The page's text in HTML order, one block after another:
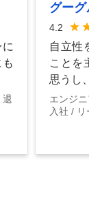
退
グー
4.2
自立性
ことを
思うし
エンジニ
入社